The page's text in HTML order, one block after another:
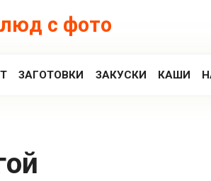
с фото
ЗАГОТОВКИ ЗАКУСКИ КАШИ